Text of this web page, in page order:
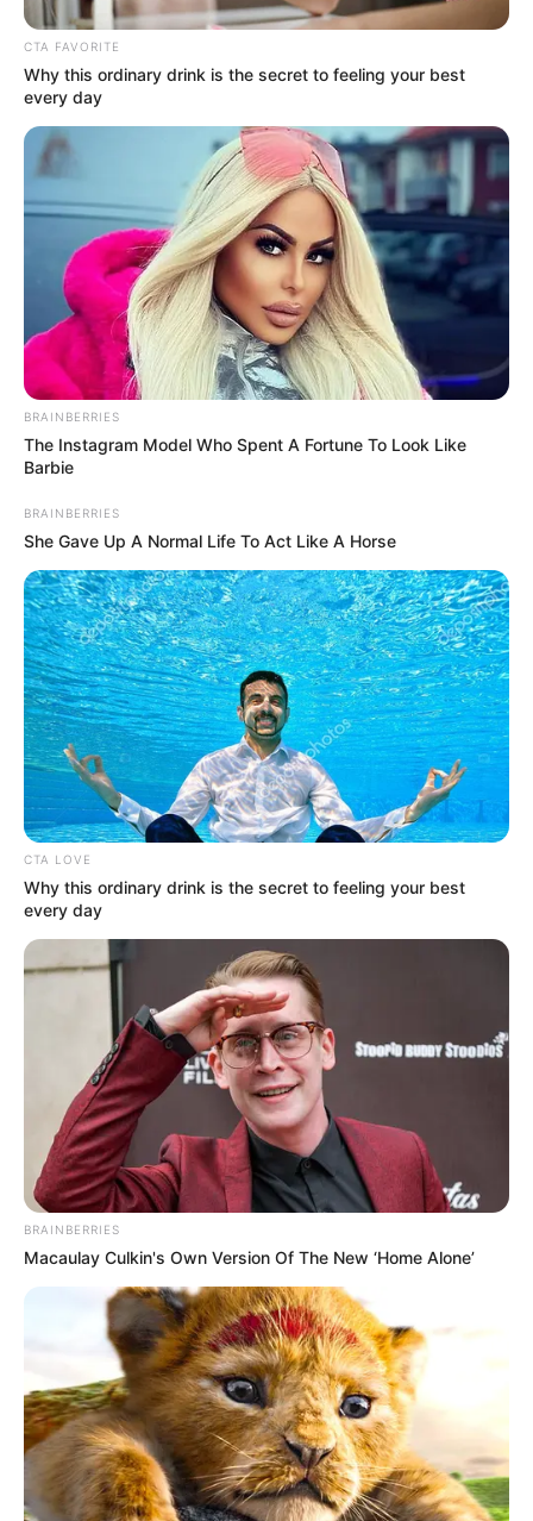
CTA FAVORITE
Why this ordinary drink is the secret to feeling your best
every day
BRAINBERRIES
The Instagram Model Who Spent A Fortune To Look Like
Barbie
BRAINBERRIES
She Gave Up A Normal Life To Act Like A Horse
CTA LOVE
Why this ordinary drink is the secret to feeling your best
every day
BRAINBERRIES
Macaulay Culkin's Own Version Of The New ‘Home Alone’